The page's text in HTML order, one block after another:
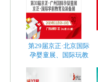
第29届京正·北京国际
孕婴童展、国际玩教